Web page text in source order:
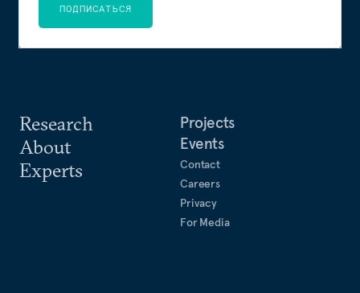
Research
About
Experts
Projects
Events
Contact
Careers
Privacy
For Media
ПОДПИСАТЬСЯ